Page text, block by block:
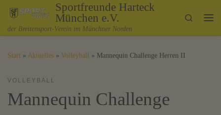
Zum Inhalt springenSportfreunde Harteck
München e.V.
der Breitensport-Verein im Münchner Norden
Search
Start » Aktuelles » Volleyball » Mannequin Challenge Herren II
VOLLEYBALL
Mannequin Challenge